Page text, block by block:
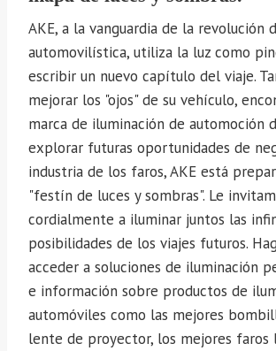
AKE, a la vanguardia de la revolución
automovilística, utiliza la luz como
escribir un nuevo capítulo del viaje.
mejorar los "ojos" de su vehículo,
marca de iluminación de automoción
explorar futuras oportunidades de
industria de los faros, AKE está
"festín de luces y sombras". Le
cordialmente a iluminar juntos las
posibilidades de los viajes futuros.
acceder a soluciones de iluminación
e información sobre productos de
automóviles como las mejores
lente de proyector, los mejores faros